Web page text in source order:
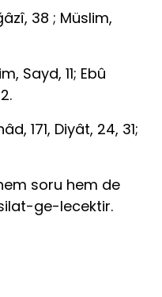
38 ; Müslim,
Sayd, 11; Ebû
171, Diyât, 24, 31;
soru hem de
ge-lecektir.